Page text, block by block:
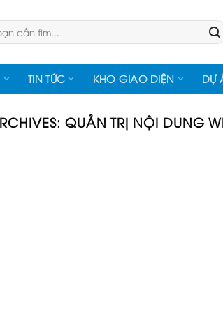
TIN TỨC KHO GIAO DIỆN DỰ
QUẢN TRỊ NỘI DUNG